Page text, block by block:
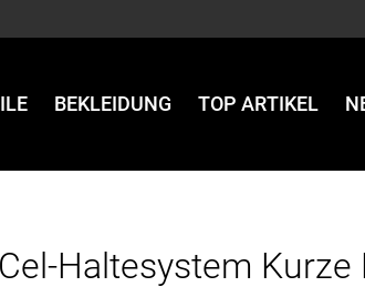
BEKLEIDUNG TOP ARTIKEL
Haltesystem Kurze